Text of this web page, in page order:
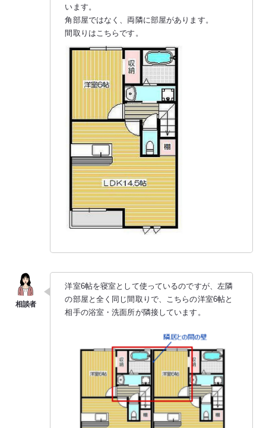
います。
角部屋ではなく、両隣に部屋があります。
間取りはこちらです。
洋室6帖を寝室として使っているのですが、左隣
の部屋と全く同じ間取りで、こちらの洋室6帖と
相手の浴室・洗面所が隣接しています。